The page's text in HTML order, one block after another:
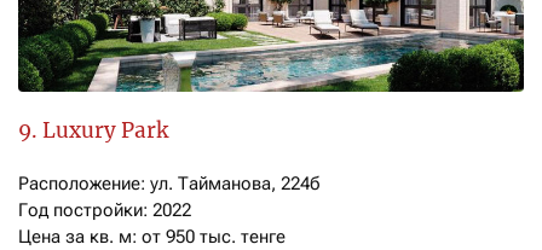
9. Luxury Park
Расположение: ул. Тайманова, 224б
Год постройки: 2022
Цена за кв. м: от 950 тыс. тенге